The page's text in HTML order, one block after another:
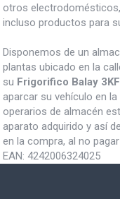
otros
incluso productos para
Disponemos de un
plantas ubicado en la
su Frigorifico Balay
aparcar su vehículo en
operarios de almacén
aparato adquirido y así
en la compra, al no
EAN: 4242006324025